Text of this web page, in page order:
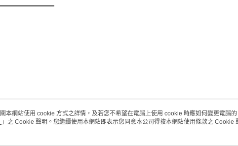
關於我們 客戶服務
本網站使用 cookie 方式之詳情，及若您不希望在電腦上使用 cookie 時應如何變更電腦
」之 Cookie 聲明。您繼續使用本網站即表示您同意本公司得按本網站使用條款之 Cookie